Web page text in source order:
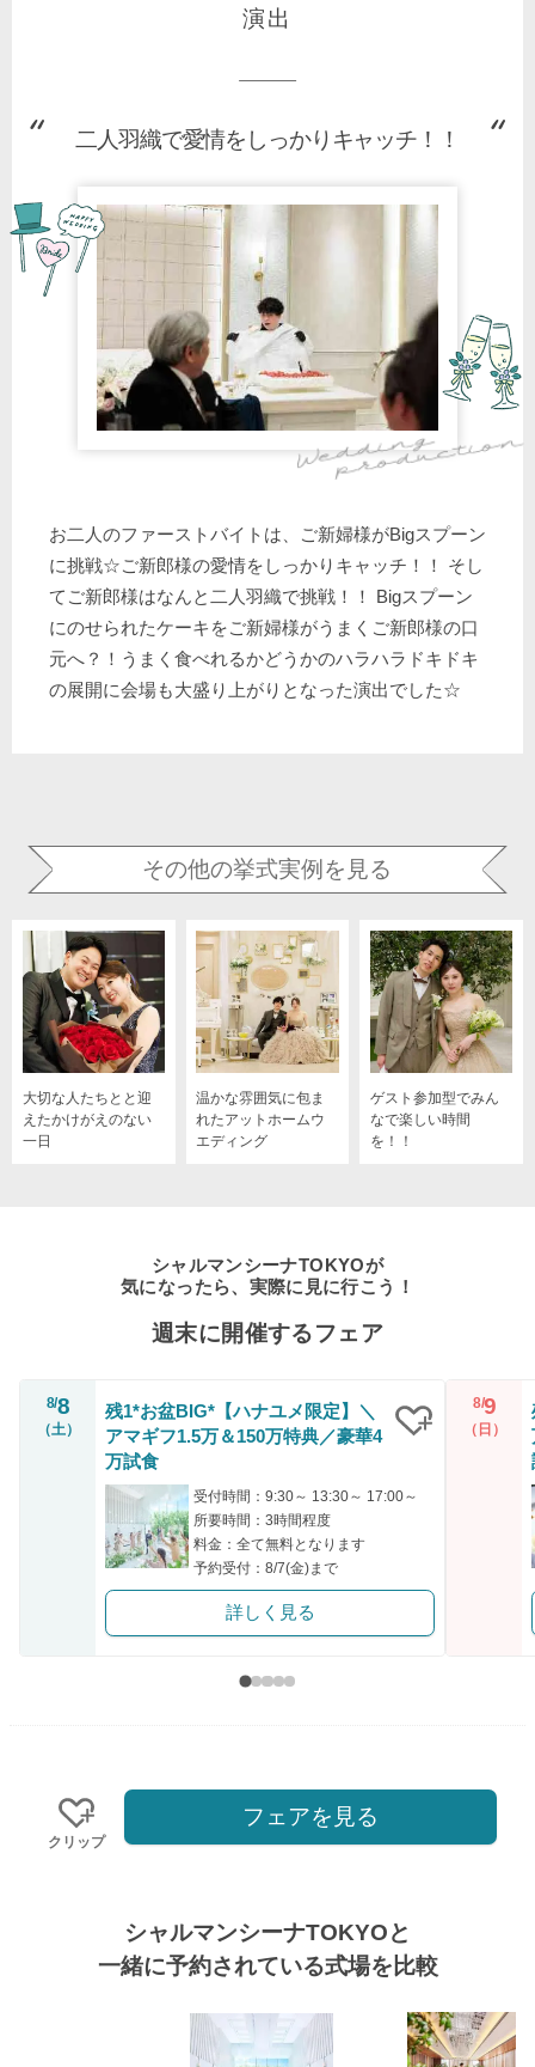
演出
二人羽織で愛情をしっかりキャッチ！！
お二人のファーストバイトは、ご新婦様がBigスプーン
に挑戦☆ご新郎様の愛情をしっかりキャッチ！！ そし
てご新郎様はなんと二人羽織で挑戦！！ Bigスプーン
にのせられたケーキをご新婦様がうまくご新郎様の口
元へ？！うまく食べれるかどうかのハラハラドキドキ
の展開に会場も大盛り上がりとなった演出でした☆
その他の挙式実例を見る
大切な人たちとと迎
えたかけがえのない
一日
温かな雰囲気に包ま
れたアットホームウ
エディング
ゲスト参加型でみん
なで楽しい時間
を！！
シャルマンシーナTOKYOが
気になったら、実際に見に行こう！
週末に開催するフェア
8/8
（土）
残1*お盆BIG*【ハナユメ限定】＼
アマギフ1.5万＆150万特典／豪華4
万試食
受付時間：9:30～ 13:30～ 17:00～
所要時間：3時間程度
料金：全て無料となります
予約受付：8/7(金)まで
詳しく見る
8/9
（日）
クリップ
フェアを見る
シャルマンシーナTOKYOと
一緒に予約されている式場を比較